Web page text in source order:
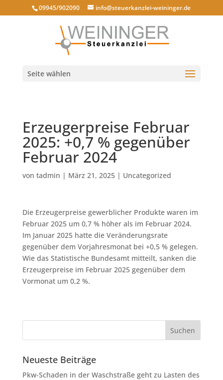
09945/902090 info@steuerkanzlei-weininger.de
Seite wählen
Erzeugerpreise Februar
2025: +0,7 % gegenüber
Februar 2024
von tadmin | März 21, 2025| Uncategorized
Die Erzeugerpreise gewerblicher Produkte waren im
Februar 2025 um 0,7 % höher als im Februar 2024.
Im Januar 2025 hatte die Veränderungsrate
gegenüber dem Vorjahresmonat bei +0,5 % gelegen.
Wie das Statistische Bundesamt mitteilt, sanken die
Erzeugerpreise im Februar 2025 gegenüber dem
Vormonat um 0,2 %.
Neueste Beiträge
Pkw-Schaden in der Waschstraße geht zu Lasten des